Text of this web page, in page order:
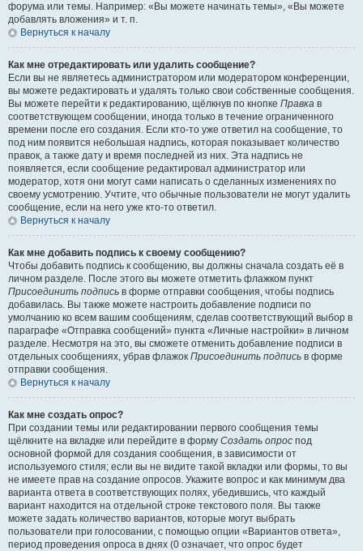
форума или темы. Например: «Вы можете начинать темы», «Вы можете
добавлять вложения» и т. п.
Вернуться к началу
Как мне отредактировать или удалить сообщение?
Если вы не являетесь администратором или модератором конференции,
вы можете редактировать и удалять только свои собственные сообщения.
Вы можете перейти к редактированию, щёлкнув по кнопке Правка в
соответствующем сообщении, иногда только в течение ограниченного
времени после его создания. Если кто-то уже ответил на сообщение, то
под ним появится небольшая надпись, которая показывает количество
правок, а также дату и время последней из них. Эта надпись не
появляется, если сообщение редактировал администратор или
модератор, хотя они могут сами написать о сделанных изменениях по
своему усмотрению. Учтите, что обычные пользователи не могут удалить
сообщение, если на него уже кто-то ответил.
Вернуться к началу
Как мне добавить подпись к своему сообщению?
Чтобы добавить подпись к сообщению, вы должны сначала создать её в
личном разделе. После этого вы можете отметить флажком пункт
Присоединить подпись в форме отправки сообщения, чтобы подпись
добавилась. Вы также можете настроить добавление подписи по
умолчанию ко всем вашим сообщениям, сделав соответствующий выбор в
параграфе «Отправка сообщений» пункта «Личные настройки» в личном
разделе. Несмотря на это, вы сможете отменить добавление подписи в
отдельных сообщениях, убрав флажок Присоединить подпись в форме
отправки сообщения.
Вернуться к началу
Как мне создать опрос?
При создании темы или редактировании первого сообщения темы
щёлкните на вкладке или перейдите в форму Создать опрос под
основной формой для создания сообщения, в зависимости от
используемого стиля; если вы не видите такой вкладки или формы, то вы
не имеете прав на создание опросов. Укажите вопрос и как минимум два
варианта ответа в соответствующих полях, убедившись, что каждый
вариант находится на отдельной строке текстового поля. Вы также
можете задать количество вариантов, которые могут выбрать
пользователи при голосовании, с помощью опции «Вариантов ответа»,
период проведения опроса в днях (0 означает, что опрос будет